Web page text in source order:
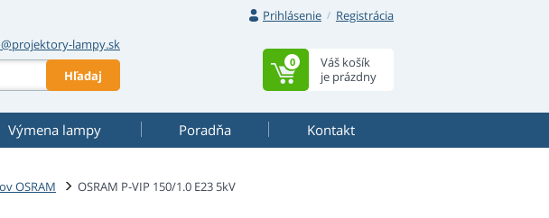
Prihlásenie
Registrácia
lampy.sk
Hľadaj
Váš košík
je prázdny
0
Výmena lampy Poradňa Kontakt
OSRAM OSRAM P-VIP 150/1.0 E23 5kV